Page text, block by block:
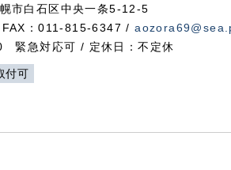
市白石区中央一条5-12-5
：011-815-6347 /
緊急対応可 / 定休日：不定休
付可